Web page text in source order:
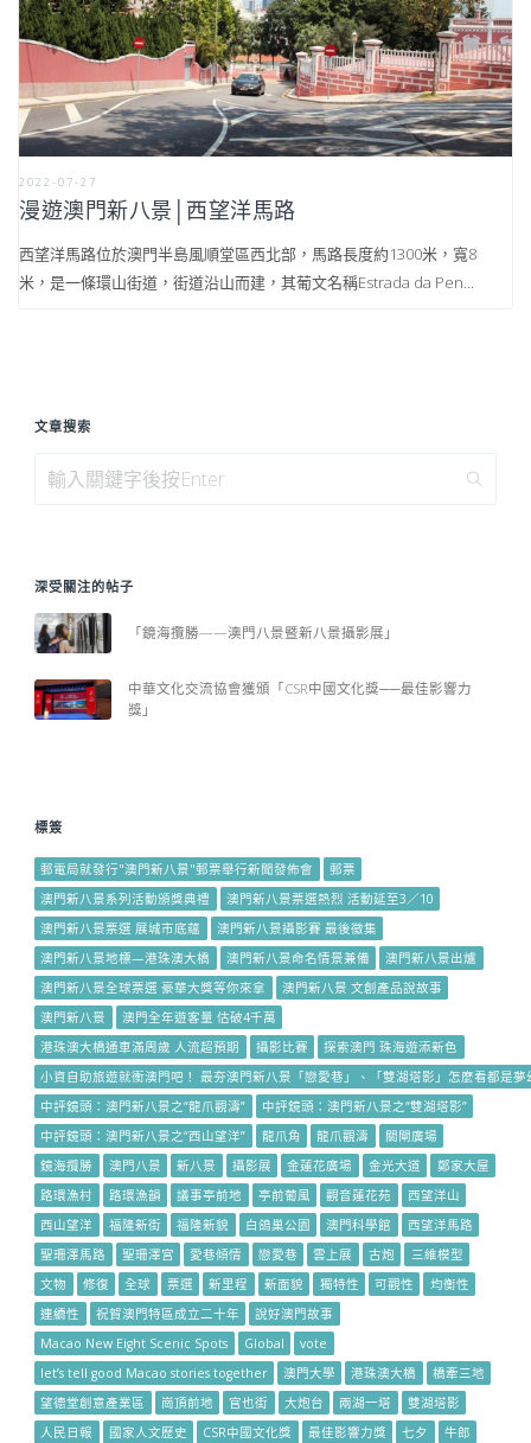
2022-07-27
漫遊澳門新八景│西望洋馬路
西望洋馬路位於澳門半島風順堂區西北部，馬路長度約1300米，寬8
米，是一條環山街道，街道沿山而建，其葡文名稱Estrada da Pen...
文章搜索
深受關注的帖子
「鏡海攬勝——澳門八景暨新八景攝影展」
中華文化交流協會獲頒「CSR中國文化獎──最佳影響力
獎」
標簽
郵電局就發行"澳門新八景"郵票舉行新聞發佈會
郵票
澳門新八景系列活動頒獎典禮
澳門新八景票選熱烈 活動延至3／10
澳門新八景票選 展城市底蘊
澳門新八景攝影賽 最後徵集
澳門新八景地標—港珠澳大橋
澳門新八景命名情景兼備
澳門新八景出爐
澳門新八景全球票選 豪華大獎等你來拿
澳門新八景 文創產品說故事
澳門新八景
澳門全年遊客量 估破4千萬
港珠澳大橋通車滿周歲 人流超預期
攝影比賽
探索澳門 珠海遊添新色
小資自助旅遊就衝澳門吧！ 最夯澳門新八景「戀愛巷」、「雙湖塔影」怎麼看都是夢
中評鏡頭：澳門新八景之“龍爪觀濤”
中評鏡頭：澳門新八景之“雙湖塔影”
中評鏡頭：澳門新八景之“西山望洋”
龍爪角 龍爪觀濤
關閘廣場
鏡海攬勝
澳門八景 新八景 攝影展 金蓮花廣場 金光大道
鄭家大屋
路環漁村
路環漁韻 議事亭前地 亭前葡風 觀音蓮花苑
西望洋山
西山望洋
福隆新街 福隆新貌 白鴿巢公園 澳門科學館
西望洋馬路
聖珊澤馬路
聖珊澤宮 愛巷傾情 戀愛巷 雲上展 古炮
三維模型
文物
修復 全球 票選 新里程 新面貌 獨特性 可觀性
均衡性
連續性
祝賀澳門特區成立二十年
說好澳門故事
Macao New Eight Scenic Spots
Global
vote
let’s tell good Macao stories together
澳門大學 港珠澳大橋
橋牽三地
望德堂創意產業區
崗頂前地 官也街 大炮台 兩湖一塔
雙湖塔影
人民日報
國家人文歷史 CSR中國文化獎 最佳影響力獎 七夕
牛郎